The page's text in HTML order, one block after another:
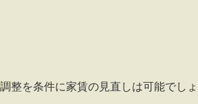
整を条件に家賃の見直しは可能でしょ